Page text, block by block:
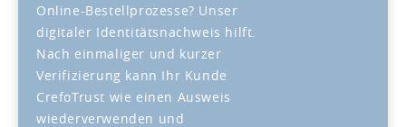
Online-Bestellprozesse? Unser
digitaler Identitätsnachweis hilft.
Nach einmaliger und kurzer
Verifizierung kann Ihr Kunde
CrefoTrust wie einen Ausweis
wiederverwenden und